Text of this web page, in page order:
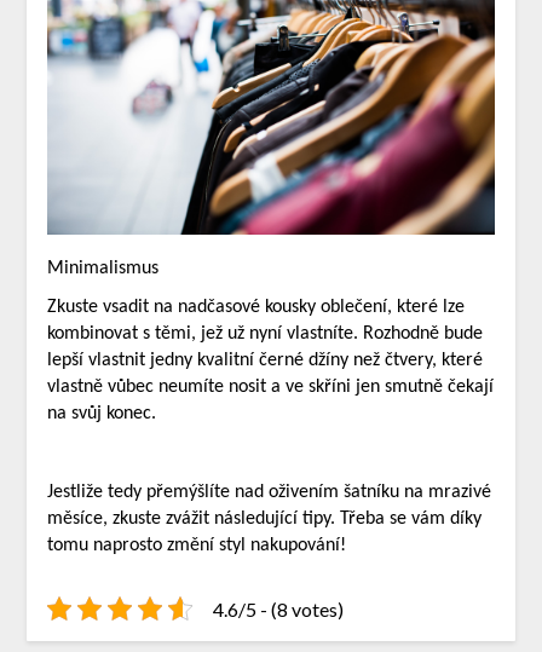
Minimalismus
Zkuste vsadit na nadčasové kousky oblečení, které lze
kombinovat s těmi, jež už nyní vlastníte. Rozhodně bude
lepší vlastnit jedny kvalitní černé džíny než čtvery, které
vlastně vůbec neumíte nosit a ve skříni jen smutně čekají
na svůj konec.
Jestliže tedy přemýšlíte nad oživením šatníku na mrazivé
měsíce, zkuste zvážit následující tipy. Třeba se vám díky
tomu naprosto změní styl nakupování!
4.6/5 - (8 votes)